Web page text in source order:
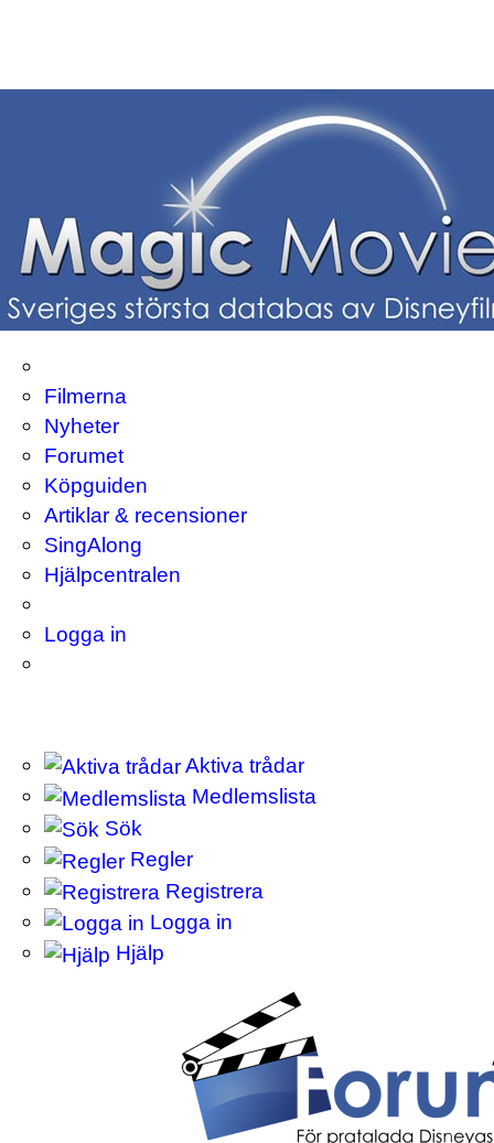
Filmerna
Nyheter
Forumet
Köpguiden
Artiklar & recensioner
SingAlong
Hjälpcentralen
Logga in
Aktiva trådar
Medlemslista
Sök
Regler
Registrera
Logga in
Hjälp